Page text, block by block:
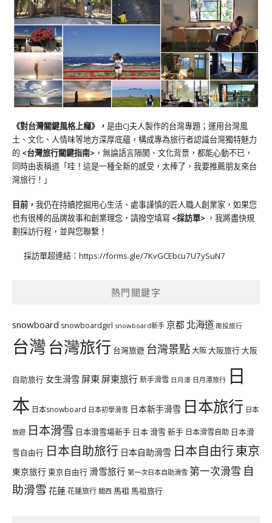
《對台灣關鍵風格上癮》 ， 是由CJ夫人製作的台灣專題；運用台灣風
土、文化、人情味等地方深厚底蘊，構成專為旅行者認識台灣獨特魅力
的 <台灣旅行關鍵指南> ，無論語言隔閡、文化背景，都能心動不已，
同時由衷稱道「哇！這是一種全新的感受，太棒了，我要推薦朋友來台
灣旅行！」
目前， 我仍在持續挖掘用心生活、處事謹慎的匠人職人創業家，如果您
也有很棒的品牌故事和創業理念，請撥空填寫 <採訪單> ，我將盡快規
劃採訪行程，並與您聯繫！
採訪單超連結： https://forms.gle/7KvGCEbcu7U7ySuN7
熱門關鍵字
snowboard snowboardgirl snowboard新手 京都 北海道 南投旅行
台灣台灣旅行 台灣旅遊 台灣景點大阪大阪旅行大阪
自助旅行 女生滑雪 屏東 屏東旅行新手滑雪 日月潭 日月潭旅行 日
本 日本snowboard 日本初學滑雪 日本新手滑雪 日本旅行 日本
旅遊 日本滑雪 日本滑雪場新手 日本 滑雪 新手 日本滑雪自助 日本滑
雪自由行 日本自助旅行 日本自助滑雪 日本自由行東京
東京旅行 東京自由行 滑雪旅行 第一次日本自助滑雪 第一次滑雪 自
助滑雪 花蓮花蓮旅行 關西 馬祖 馬祖旅行